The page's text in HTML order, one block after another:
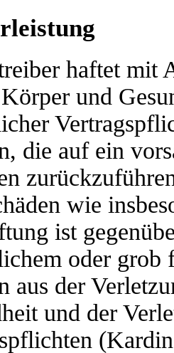
haftet mit
und
die auf ein
wie
ist
oder grob
aus der
und der